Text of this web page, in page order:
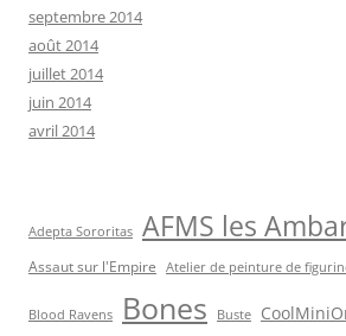
septembre 2014
août 2014
juillet 2014
juin 2014
avril 2014
Adepta Sororitas AFMS les
Assaut sur l'Empire Atelier de peinture de
Blood Ravens Bones Buste